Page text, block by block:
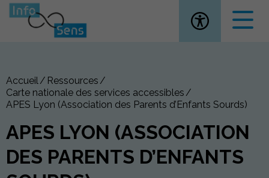
Ouvrir la
Accueil
Ressources
Carte nationale des services accessibles
APES Lyon (Association des Parents d’Enfants Sourds)
APES LYON (ASSOCIATION
DES PARENTS D’ENFANTS